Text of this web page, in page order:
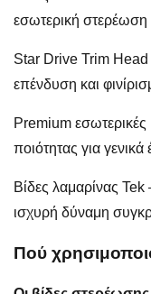
εσωτερική στερέωση
Star Drive Trim Head
επένδυση και
Premium
ποιότητας για
Βίδες λαμαρίνας Tek
ισχυρή δύναμη
Πού